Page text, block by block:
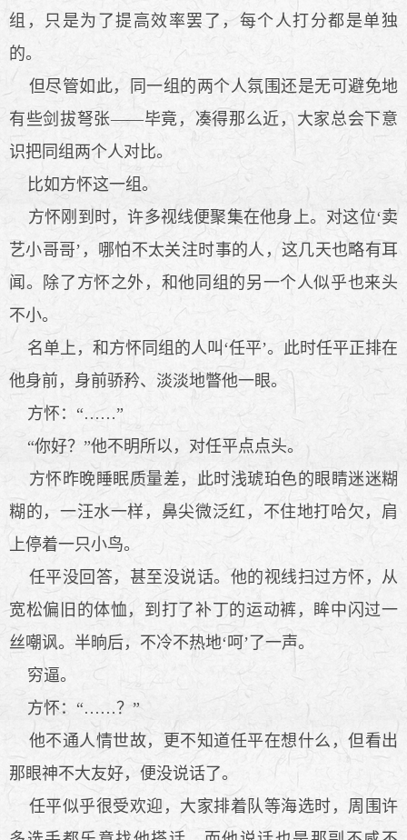
组，只是为了提高效率罢了，每个人打分都是单独
的。
但尽管如此，同一组的两个人氛围还是无可避免地
有些剑拔弩张——毕竟，凑得那么近，大家总会下意
识把同组两个人对比。
比如方怀这一组。
方怀刚到时，许多视线便聚集在他身上。对这位‘卖
艺小哥哥’，哪怕不太关注时事的人，这几天也略有耳
闻。除了方怀之外，和他同组的另一个人似乎也来头
不小。
名单上，和方怀同组的人叫‘任平’。此时任平正排在
他身前，身前骄矜、淡淡地瞥他一眼。
方怀：“……”
“你好？”他不明所以，对任平点点头。
方怀昨晚睡眠质量差，此时浅琥珀色的眼睛迷迷糊
糊的，一汪水一样，鼻尖微泛红，不住地打哈欠，肩
上停着一只小鸟。
任平没回答，甚至没说话。他的视线扫过方怀，从
宽松偏旧的体恤，到打了补丁的运动裤，眸中闪过一
丝嘲讽。半晌后，不冷不热地‘呵’了一声。
穷逼。
方怀：“……？”
他不通人情世故，更不知道任平在想什么，但看出
那眼神不大友好，便没说话了。
任平似乎很受欢迎，大家排着队等海选时，周围许